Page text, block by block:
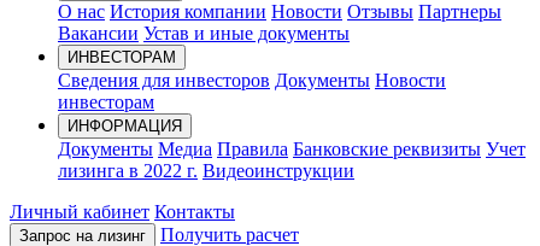
О нас История компании Новости Отзывы Партнеры
Вакансии Устав и иные документы
ИНВЕСТОРАМ
Сведения для инвесторов Документы Новости
инвесторам
ИНФОРМАЦИЯ
Документы Медиа Правила Банковские реквизиты Учет
лизинга в 2022 г. Видеоинструкции
Личный кабинет Контакты
Запрос на лизинг Получить расчет